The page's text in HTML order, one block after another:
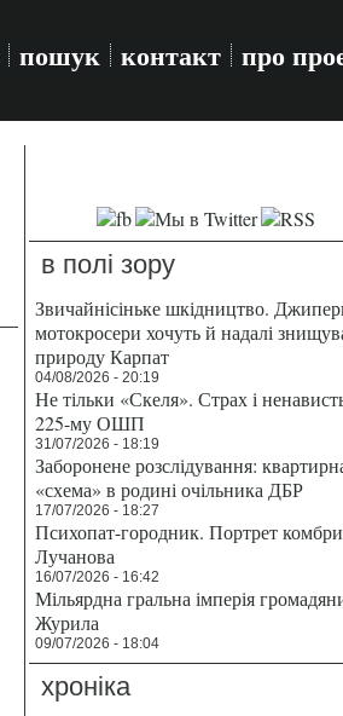
пошук контакт про
в полі зору
Звичайнісіньке шкідництво.
мотокросери хочуть й надалі
природу Карпат
04/08/2026 - 20:19
Не тільки «Скеля». Страх і
225-му ОШП
31/07/2026 - 18:19
Заборонене розслідування:
«схема» в родині очільника ДБР
17/07/2026 - 18:27
Психопат-городник. Портрет
Лучанова
16/07/2026 - 16:42
Мільярдна гральна імперія
Журила
09/07/2026 - 18:04
хроніка